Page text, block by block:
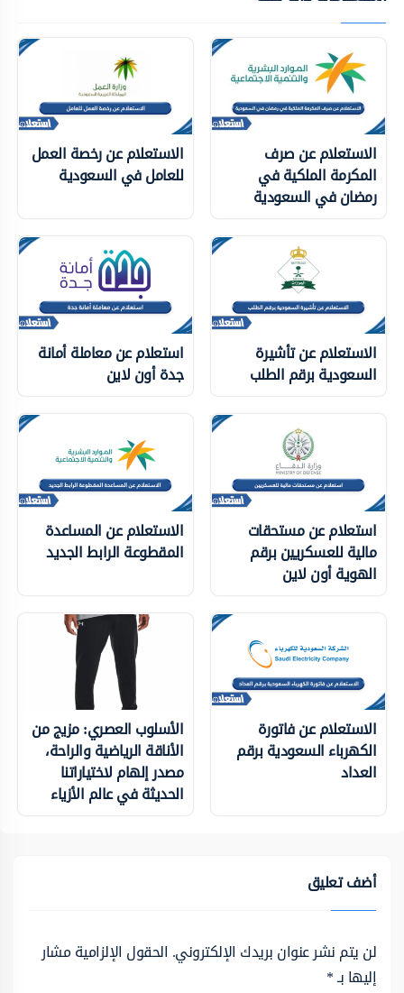
الاستعلام عن صرف
المكرمة الملكية في
رمضان في السعودية
الاستعلام عن رخصة العمل
للعامل في السعودية
الاستعلام عن تأشيرة
السعودية برقم الطلب
استعلام عن معاملة أمانة
جدة أون لاين
استعلام عن مستحقات
مالية للعسكريين برقم
الهوية أون لاين
الاستعلام عن المساعدة
المقطوعة الرابط الجديد
الاستعلام عن فاتورة
الكهرباء السعودية برقم
العداد
الأسلوب العصري: مزيج من
الأناقة الرياضية والراحة،
مصدر إلهام لاختياراتنا
الحديثة في عالم الأزياء
أضف تعليق
لن يتم نشر عنوان بريدك الإلكتروني. الحقول الإلزامية مشار
إليها بـ*